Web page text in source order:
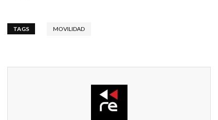
TAGS MOVILIDAD